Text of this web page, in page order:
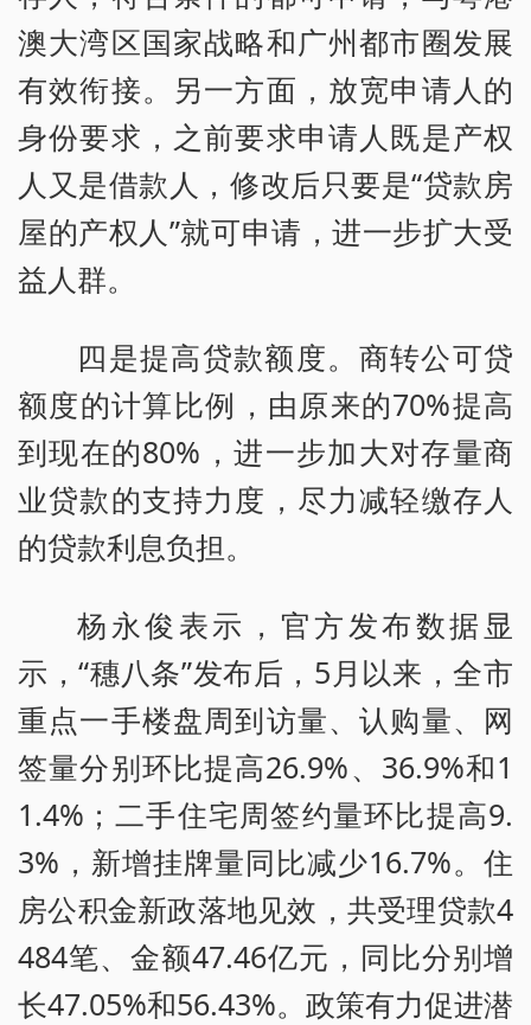
澳大湾区国家战略和广州都市圈发展
有效衔接。另一方面，放宽申请人的
身份要求，之前要求申请人既是产权
人又是借款人，修改后只要是“贷款房
屋的产权人”就可申请，进一步扩大受
益人群。
四是提高贷款额度。商转公可贷
额度的计算比例，由原来的70%提高
到现在的80%，进一步加大对存量商
业贷款的支持力度，尽力减轻缴存人
的贷款利息负担。
杨永俊表示，官方发布数据显
示，“穗八条”发布后，5月以来，全市
重点一手楼盘周到访量、认购量、网
签量分别环比提高26.9%、36.9%和1
1.4%；二手住宅周签约量环比提高9.
3%，新增挂牌量同比减少16.7%。住
房公积金新政落地见效，共受理贷款4
484笔、金额47.46亿元，同比分别增
长47.05%和56.43%。政策有力促进潜